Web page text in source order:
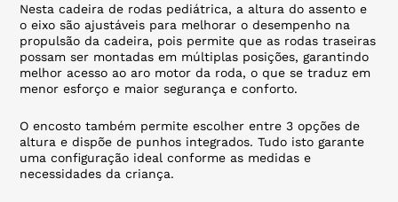
Nesta cadeira de rodas pediátrica, a altura do assento e
o eixo são ajustáveis para melhorar o desempenho na
propulsão da cadeira, pois permite que as rodas traseiras
possam ser montadas em múltiplas posições, garantindo
melhor acesso ao aro motor da roda, o que se traduz em
menor esforço e maior segurança e conforto.
O encosto também permite escolher entre 3 opções de
altura e dispõe de punhos integrados. Tudo isto garante
uma configuração ideal conforme as medidas e
necessidades da criança.